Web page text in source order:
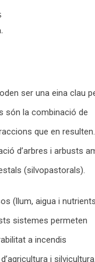
ser una eina clau
són la combinació de
que en resulten.
d’arbres i arbusts
(silvopastorals).
(llum, aigua i nutrients
sistemes permeten
a incendis
i silvicultura.